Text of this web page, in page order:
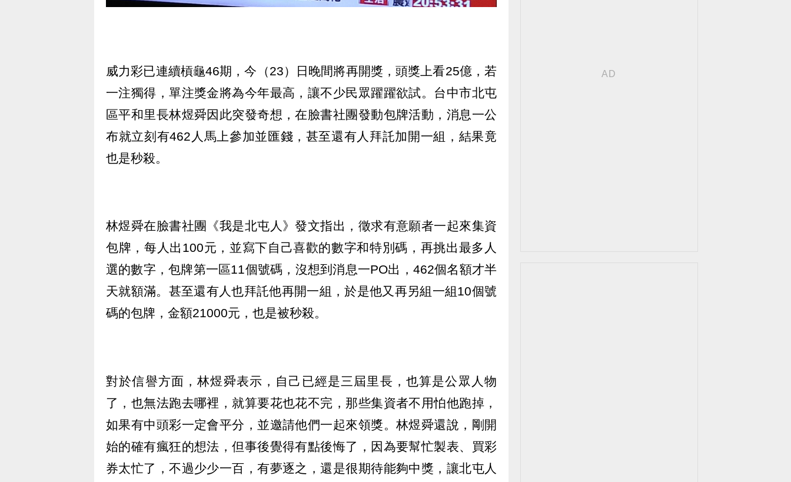
威力彩已連續槓龜46期，今（23）日晚間將再開獎，頭獎上看25億，若
一注獨得，單注獎金將為今年最高，讓不少民眾躍躍欲試。台中市北屯
區平和里長林煜舜因此突發奇想，在臉書社團發動包牌活動，消息一公
布就立刻有462人馬上參加並匯錢，甚至還有人拜託加開一組，結果竟
也是秒殺。
林煜舜在臉書社團《我是北屯人》發文指出，徵求有意願者一起來集資
包牌，每人出100元，並寫下自己喜歡的數字和特別碼，再挑出最多人
選的數字，包牌第一區11個號碼，沒想到消息一PO出，462個名額才半
天就額滿。甚至還有人也拜託他再開一組，於是他又再另組一組10個號
碼的包牌，金額21000元，也是被秒殺。
對於信譽方面，林煜舜表示，自己已經是三屆里長，也算是公眾人物
了，也無法跑去哪裡，就算要花也花不完，那些集資者不用怕他跑掉，
如果有中頭彩一定會平分，並邀請他們一起來領獎。林煜舜還說，剛開
始的確有瘋狂的想法，但事後覺得有點後悔了，因為要幫忙製表、買彩
券太忙了，不過少少一百，有夢逐之，還是很期待能夠中獎，讓北屯人